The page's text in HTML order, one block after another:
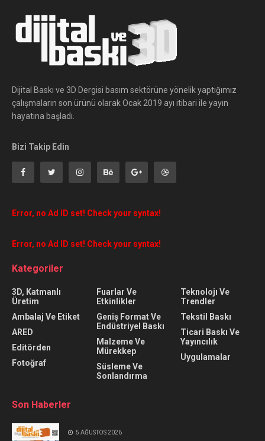
Dijital Baskı ve 3D Dergisi basım sektörüne yönelik yaptığımız
çalışmaların son ürünü olarak Ocak 2019 ayı itibari ile yayın
hayatına başladı.
Bizi Takip Edin
Error, no Ad ID set! Check your syntax!
Error, no Ad ID set! Check your syntax!
Kategoriler
3D, Katmanlı
Üretim
Ambalaj Ve Etiket
ARED
Editörden
Fotoğraf
Fuarlar Ve
Etkinlikler
Geniş Format Ve
Endüstriyel Baskı
Malzeme Ve
Mürekkep
Süsleme Ve
Sonlandırma
Teknolojı Ve
Trendler
Tekstil Baskı
Ticari Baskı Ve
Yayıncılık
Uygulamalar
Son Haberler
5 AĞUSTOS 2026